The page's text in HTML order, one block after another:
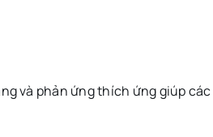
và phản ứng thích ứng giúp